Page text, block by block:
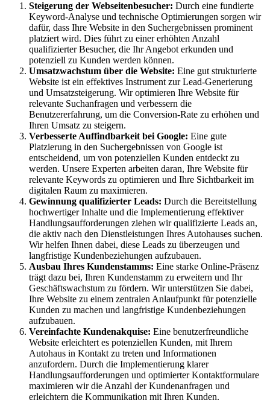
Steigerung der Webseitenbesucher: Durch eine fundierte
Keyword-Analyse und technische Optimierungen sorgen wir
dafür, dass Ihre Website in den Suchergebnissen prominent
platziert wird. Dies führt zu einer erhöhten Anzahl
qualifizierter Besucher, die Ihr Angebot erkunden und
potenziell zu Kunden werden können.
Umsatzwachstum über die Website: Eine gut strukturierte
Website ist ein effektives Instrument zur Lead-Generierung
und Umsatzsteigerung. Wir optimieren Ihre Website für
relevante Suchanfragen und verbessern die
Benutzererfahrung, um die Conversion-Rate zu erhöhen und
Ihren Umsatz zu steigern.
Verbesserte Auffindbarkeit bei Google: Eine gute
Platzierung in den Suchergebnissen von Google ist
entscheidend, um von potenziellen Kunden entdeckt zu
werden. Unsere Experten arbeiten daran, Ihre Website für
relevante Keywords zu optimieren und Ihre Sichtbarkeit im
digitalen Raum zu maximieren.
Gewinnung qualifizierter Leads: Durch die Bereitstellung
hochwertiger Inhalte und die Implementierung effektiver
Handlungsaufforderungen ziehen wir qualifizierte Leads an,
die aktiv nach den Dienstleistungen Ihres Autohauses suchen.
Wir helfen Ihnen dabei, diese Leads zu überzeugen und
langfristige Kundenbeziehungen aufzubauen.
Ausbau Ihres Kundenstamms: Eine starke Online-Präsenz
trägt dazu bei, Ihren Kundenstamm zu erweitern und Ihr
Geschäftswachstum zu fördern. Wir unterstützen Sie dabei,
Ihre Website zu einem zentralen Anlaufpunkt für potenzielle
Kunden zu machen und langfristige Kundenbeziehungen
aufzubauen.
Vereinfachte Kundenakquise: Eine benutzerfreundliche
Website erleichtert es potenziellen Kunden, mit Ihrem
Autohaus in Kontakt zu treten und Informationen
anzufordern. Durch die Implementierung klarer
Handlungsaufforderungen und optimierter Kontaktformulare
maximieren wir die Anzahl der Kundenanfragen und
erleichtern die Kommunikation mit Ihren Kunden.